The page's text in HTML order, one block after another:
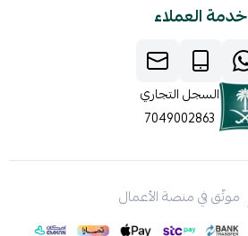
خدمة العملاء
السجل التجاري
7049002863
موثّق في منصة الأعمال